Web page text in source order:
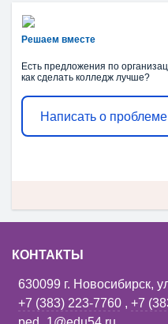
Решаем вместе
Есть предложения по
как сделать колледж лучше?
Написать о проблеме
КОНТАКТЫ
630099 г. Новосибирск,
+7 (383) 223-7760 , +7